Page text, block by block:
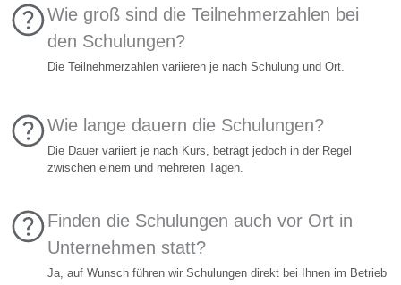
Wie groß sind die Teilnehmerzahlen bei
den Schulungen?
Die Teilnehmerzahlen variieren je nach Schulung und Ort.
Wie lange dauern die Schulungen?
Die Dauer variiert je nach Kurs, beträgt jedoch in der Regel
zwischen einem und mehreren Tagen.
Finden die Schulungen auch vor Ort in
Unternehmen statt?
Ja, auf Wunsch führen wir Schulungen direkt bei Ihnen im Betrieb